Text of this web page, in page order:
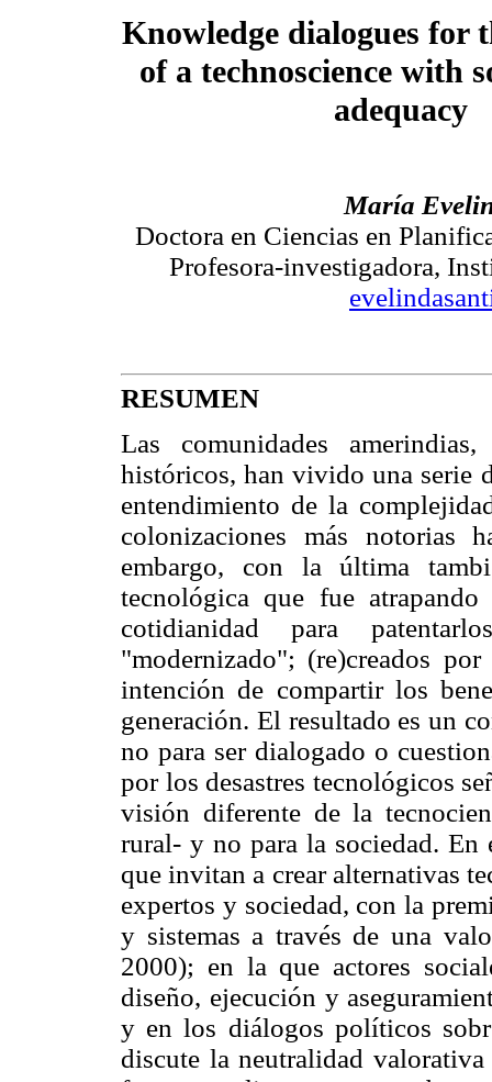
Knowledge dialogues for
of a technoscience with
adequacy
María
Doctora en Ciencias en
Profesora-investigadora,
RESUMEN
Las comunidades
históricos, han vivido una serie
entendimiento de la
colonizaciones más
embargo, con la última
tecnológica que fue
cotidianidad para
"modernizado"; (re)creados
intención de compartir los
generación. El resultado es un
no para ser dialogado o
por los desastres tecnológicos
visión diferente de la
rural- y no para la sociedad. En
que invitan a crear alternativas
expertos y sociedad, con la
y sistemas a través de una
2000); en la que actores
diseño, ejecución y
y en los diálogos políticos
discute la neutralidad